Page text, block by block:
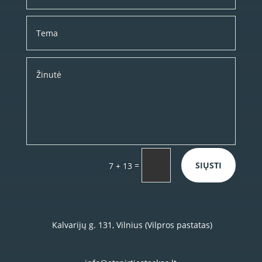
7 + 13 = SIŲSTI
Kalvarijų g. 131, Vilnius (Vilpros pastatas)